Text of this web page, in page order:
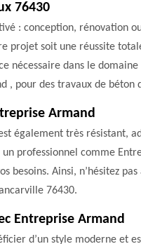
76430
: conception, rénovation
soit une réussite
nécessaire dans le
, pour des travaux de béton
Armand
également très résistant,
professionnel comme
besoins. Ainsi, n’hésitez
76430.
Entreprise Armand
d’un style moderne